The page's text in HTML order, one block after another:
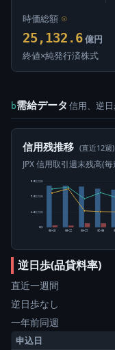
時価総額 ⊙
25,132.6 億円
終値×純発行済株式
b需給データ 信用、逆
信用残推移 (直近12週)
JPX 信用取引週末残高(
0株
1.0百万株
2.0百万株
3.0百万株
05-15 05-22 05-29 06-05
逆日歩(品貸料率)
直近一週間
逆日歩なし
一年前同週
申込日